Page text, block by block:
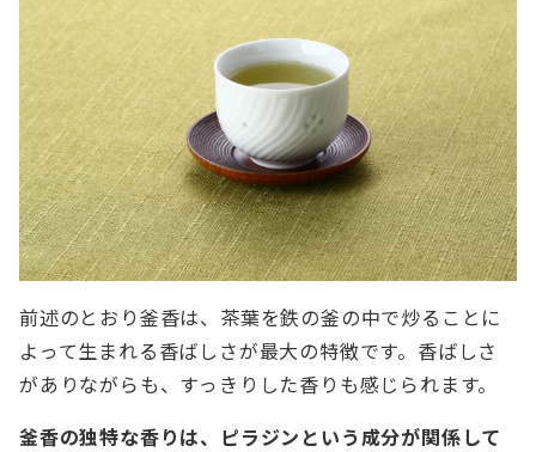
前述のとおり釜香は、茶葉を鉄の釜の中で炒ることに
よって生まれる香ばしさが最大の特徴です。香ばしさ
がありながらも、すっきりした香りも感じられます。
釜香の独特な香りは、ピラジンという成分が関係して